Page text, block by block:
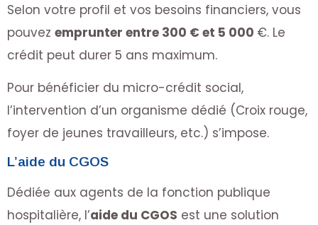
Selon votre profil et vos besoins financiers, vous
pouvez emprunter entre 300 € et 5 000 €. Le
crédit peut durer 5 ans maximum.
Pour bénéficier du micro-crédit social,
l’intervention d’un organisme dédié (Croix rouge,
foyer de jeunes travailleurs, etc.) s’impose.
L’aide du CGOS
Dédiée aux agents de la fonction publique
hospitalière, l’aide du CGOS est une solution